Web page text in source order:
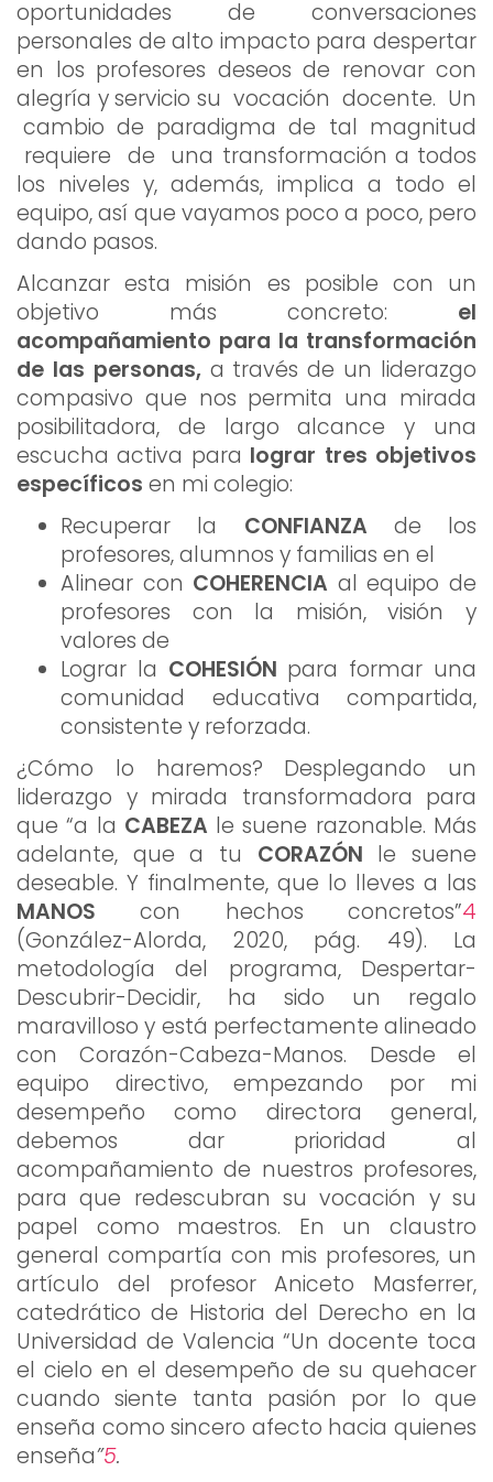
oportunidades de conversaciones
personales de alto impacto para despertar
en los profesores deseos de renovar con
alegría y servicio su vocación docente. Un
cambio de paradigma de tal magnitud
requiere de una transformación a todos
los niveles y, además, implica a todo el
equipo, así que vayamos poco a poco, pero
dando pasos.
Alcanzar esta misión es posible con un
objetivo más concreto: el
acompañamiento para la transformación
de las personas, a través de un liderazgo
compasivo que nos permita una mirada
posibilitadora, de largo alcance y una
escucha activa para lograr tres objetivos
específicos en mi colegio:
Recuperar la CONFIANZA de los
profesores, alumnos y familias en el
Alinear con COHERENCIA al equipo de
profesores con la misión, visión y
valores de
Lograr la COHESIÓN para formar una
comunidad educativa compartida,
consistente y reforzada.
¿Cómo lo haremos? Desplegando un
liderazgo y mirada transformadora para
que “a la CABEZA le suene razonable. Más
adelante, que a tu CORAZÓN le suene
deseable. Y finalmente, que lo lleves a las
MANOScon hechos concretos”4
(González-Alorda, 2020, pág. 49). La
metodología del programa, Despertar-
Descubrir-Decidir, ha sido un regalo
maravilloso y está perfectamente alineado
con Corazón-Cabeza-Manos. Desde el
equipo directivo, empezando por mi
desempeño como directora general,
debemos dar prioridad al
acompañamiento de nuestros profesores,
para que redescubran su vocación y su
papel como maestros. En un claustro
general compartía con mis profesores, un
artículo del profesor Aniceto Masferrer,
catedrático de Historia del Derecho en la
Universidad de Valencia “Un docente toca
el cielo en el desempeño de su quehacer
cuando siente tanta pasión por lo que
enseña como sincero afecto hacia quienes
enseña”5.